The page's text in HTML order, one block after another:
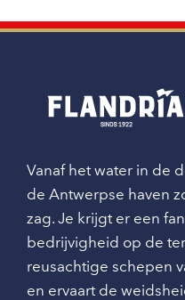
Vanaf het water in de
de Antwerpse haven
zag. Je krijgt er een
bedrijvigheid op de
reusachtige schepen
en ervaart de